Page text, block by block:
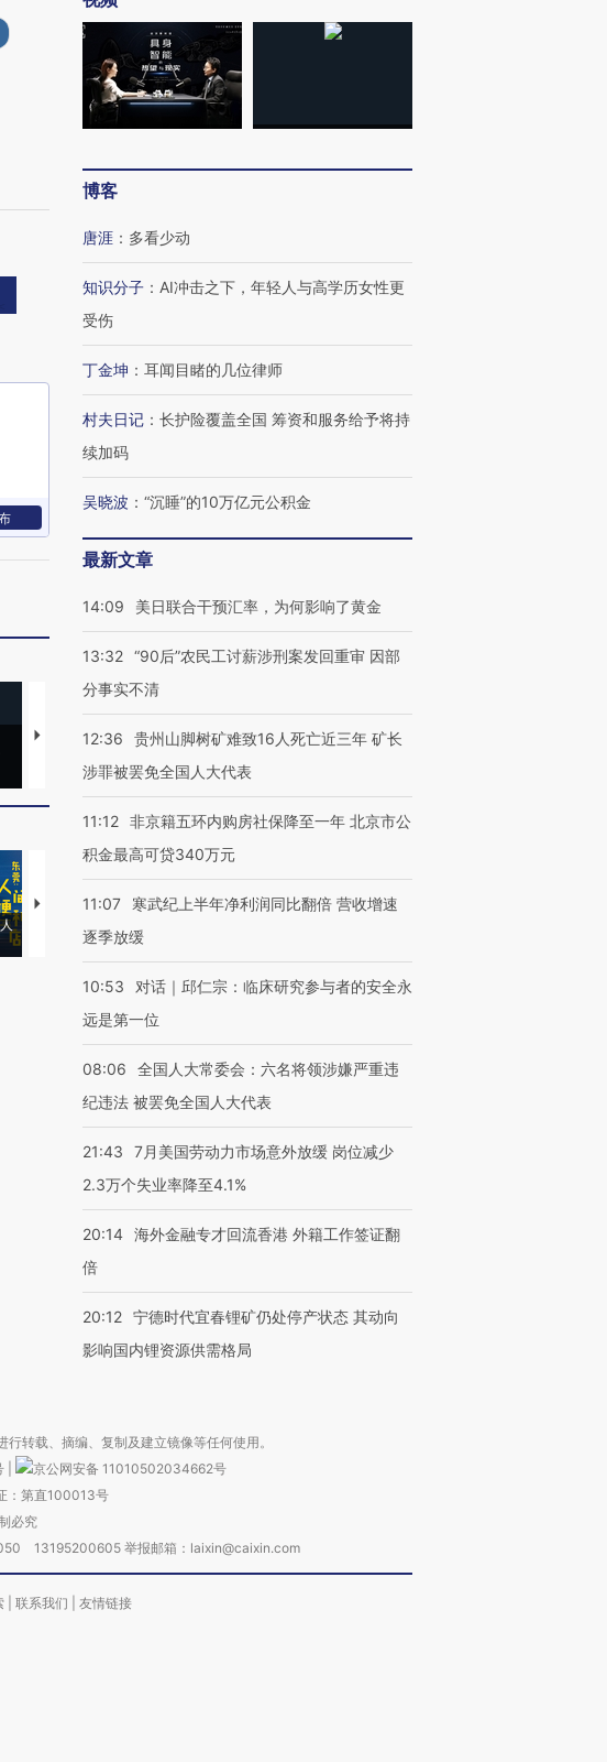
马航飞行员跨国走私7万
视线｜被称为“蟑螂”的印
育部长拱下台
视线｜“入侵”还是“人道危
【推广】走进第四届链博
【商旅对话】华住集团
博客
唐涯 ： 多看少动
知识分子 ： AI冲击之下，年轻人与高学历女性更
受伤
丁金坤 ： 耳闻目睹的几位律师
村夫日记 ： 长护险覆盖全国 筹资和服务给予将持
续加码
吴晓波 ： “沉睡”的10万亿元公积金
最新文章
14:09 美日联合干预汇率，为何影响了黄金
13:32 “90后”农民工讨薪涉刑案发回重审 因部
分事实不清
12:36
贵州山脚树矿难致16人死亡近三年 矿长
涉罪被罢免全国人大代表
11:12 非京籍五环内购房社保降至一年 北京市公
积金最高可贷340万元
11:07
寒武纪上半年净利润同比翻倍 营收增速
逐季放缓
10:53
对话｜邱仁宗：临床研究参与者的安全永
远是第一位
08:06
全国人大常委会：六名将领涉嫌严重违
纪违法 被罢免全国人大代表
21:43
7月美国劳动力市场意外放缓 岗位减少
2.3万个失业率降至4.1%
20:14 海外金融专才回流香港 外籍工作签证翻
倍
20:12 宁德时代宜春锂矿仍处停产状态 其动向
影响国内锂资源供需格局
转载、摘编、复制及建立镜像等任何使用。
京公网安备 11010502034662号
：第直100013号
必究
13195200605 举报邮箱：laixin@caixin.com
联系我们 友情链接